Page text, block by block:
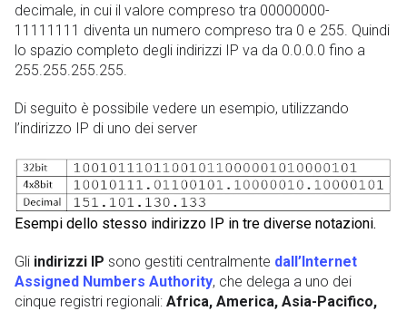
decimale, in cui il valore compreso tra 00000000-
11111111 diventa un numero compreso tra 0 e 255. Quindi
lo spazio completo degli indirizzi IP va da 0.0.0.0 fino a
255.255.255.255.
Di seguito è possibile vedere un esempio, utilizzando
l’indirizzo IP di uno dei server
Esempi dello stesso indirizzo IP in tre diverse notazioni.
Gli indirizzi IP sono gestiti centralmente dall’Internet
Assigned Numbers Authority, che delega a uno dei
cinque registri regionali: Africa, America, Asia-Pacifico,